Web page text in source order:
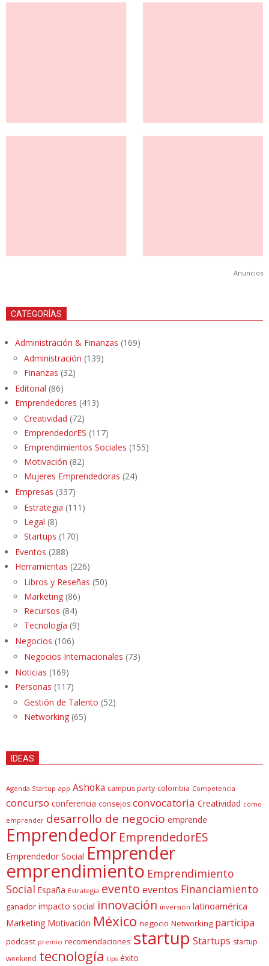
Anuncios
CATEGORÍAS
Administración & Finanzas (169)
Administración (139)
Finanzas (32)
Editorial (86)
Emprendedores (413)
Creatividad (72)
EmprendedorES (117)
Emprendimientos Sociales (155)
Motivación (82)
Mujeres Emprendedoras (24)
Empresas (337)
Estrategia (111)
Legal (8)
Startups (170)
Eventos (288)
Herramientas (226)
Libros y Reseñas (50)
Marketing (86)
Recursos (84)
Tecnología (9)
Negocios (106)
Negocios Internacionales (73)
Noticias (169)
Personas (117)
Gestión de Talento (52)
Networking (65)
IDEAS
Agenda Startup app Ashoka campus party colombia Competencia
concurso conferencia consejos convocatoria Creatividad cómo
emprender desarrollo de negocio emprende
Emprendedor EmprendedorES
Emprendedor Social Emprender
emprendimiento Emprendimiento
Social España Estrategia evento eventos Financiamiento
ganador impacto social innovación inversión latinoamérica
Marketing Motivación México negocio Networking participa
podcast premio recomendaciones startup Startups startup
weekend tecnología tips éxito